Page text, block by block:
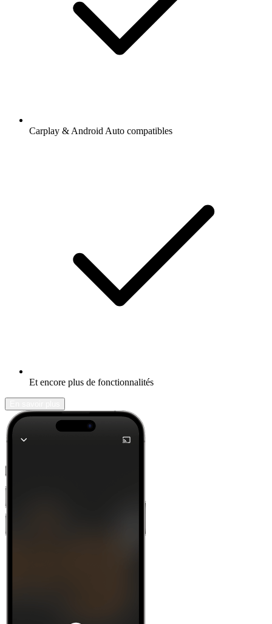
Carplay & Android Auto compatibles
Et encore plus de fonctionnalités